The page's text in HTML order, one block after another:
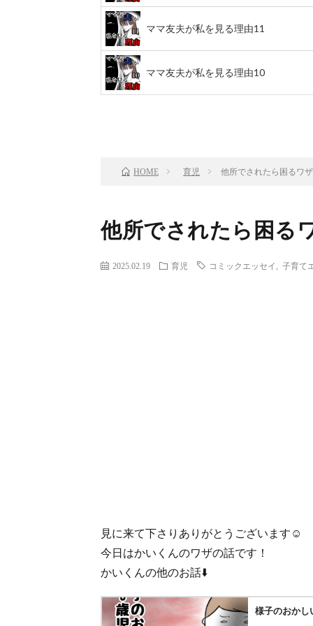
ママ友夫が私を見る理由11
ママ友夫が私を見る理由10
HOME 育児 他所でされたら困るワザ
他所でされたら困る
2025.02.19 育児 コミックエッセイ 子育て
見に来て下さりありがとうございます☺️
今日はかいくんのワザの話です！
かいくんの他のお話⬇️